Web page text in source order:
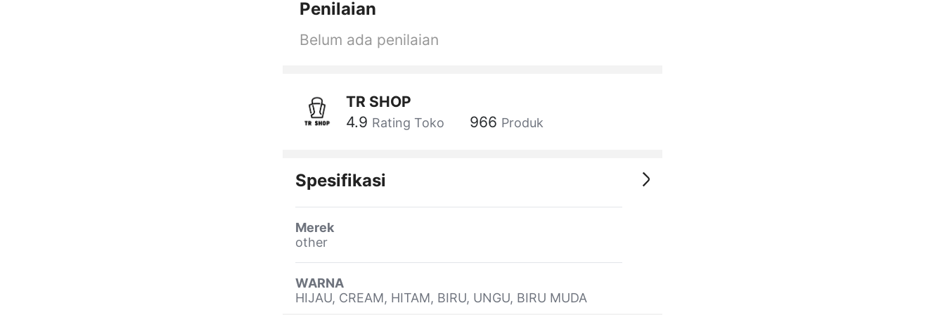
Penilaian
Belum ada penilaian
TR SHOP
4.9 Rating Toko 966 Produk
Spesifikasi
Merek
other
WARNA
HIJAU, CREAM, HITAM, BIRU, UNGU, BIRU MUDA